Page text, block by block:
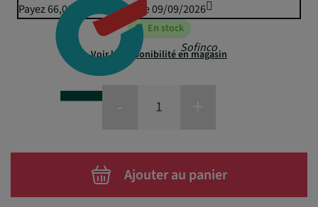
Sofinco
Payez 66,06 € puis 64,95 € le 09/09/2026
En stock
Voir la disponibilité en magasin
Ajouter au panier